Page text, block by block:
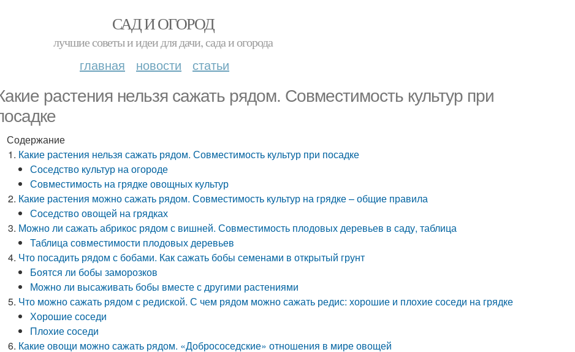
САД И ОГОРОД
лучшие советы и идеи для дачи, сада и огорода
главная новости статьи
растения нельзя сажать рядом. Совместимость культур при
Содержание
Какие растения нельзя сажать рядом. Совместимость культур при посадке
Соседство культур на огороде
Совместимость на грядке овощных культур
Какие растения можно сажать рядом. Совместимость культур на грядке – общие правила
Соседство овощей на грядках
Можно ли сажать абрикос рядом с вишней. Совместимость плодовых деревьев в саду, таблица
Таблица совместимости плодовых деревьев
Что посадить рядом с бобами. Как сажать бобы семенами в открытый грунт
Боятся ли бобы заморозков
Можно ли высаживать бобы вместе с другими растениями
Что можно сажать рядом с редиской. С чем рядом можно сажать редис: хорошие и плохие соседи на грядке
Хорошие соседи
Плохие соседи
Какие овощи можно сажать рядом. «Добрососедские» отношения в мире овощей